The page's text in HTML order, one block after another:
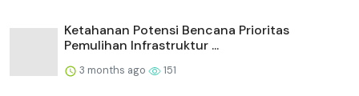
Ketahanan Potensi Bencana Prioritas
Pemulihan Infrastruktur ...
3 months ago 151